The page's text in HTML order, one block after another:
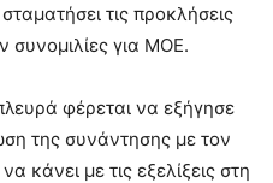
τις προκλήσεις
συνομιλίες για ΜΟΕ.
φέρεται να εξήγησε
της συνάντησης με τον
κάνει με τις εξελίξεις στη